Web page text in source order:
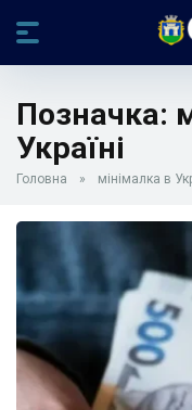
Позначка:
Україні
Головна » мінімалка в